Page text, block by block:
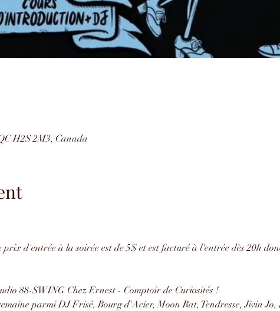
H2S 2M3, Canada
d'entrée à la soirée est de 5$ et est facturé à l'entrée dès 20h
88-SWING Chez Ernest - Comptoir de Curiosités !
parmi DJ Frisé, Bourg d'Acier, Moon Rat, Tendresse, Jivin Jo,